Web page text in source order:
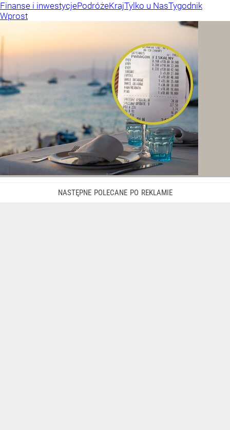
Finanse i inwestycjePodróżeKrajTylko u NasTygodnik
Wprost